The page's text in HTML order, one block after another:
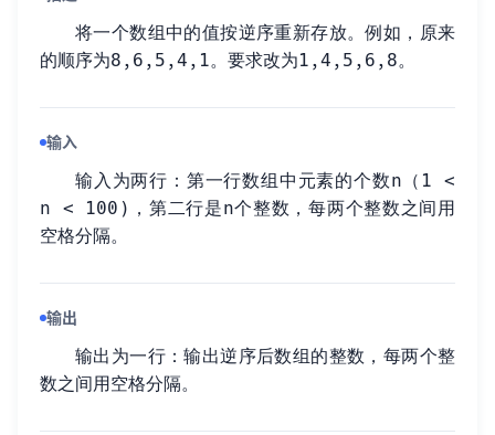
将一个数组中的值按逆序重新存放。例如，原来
的顺序为8,6,5,4,1。要求改为1,4,5,6,8。
输入
输入为两行：第一行数组中元素的个数n（1 <
n < 100)，第二行是n个整数，每两个整数之间用
空格分隔。
输出
输出为一行：输出逆序后数组的整数，每两个整
数之间用空格分隔。